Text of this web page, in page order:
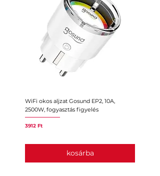
WiFi okos aljzat Gosund EP2, 10A,
2500W, fogyasztás figyelés
Ár
3912 Ft
kosárba